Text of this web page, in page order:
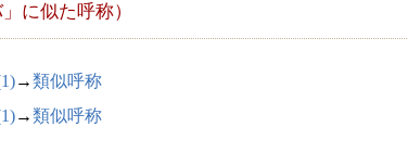
に似た呼称）
→類似呼称
→類似呼称